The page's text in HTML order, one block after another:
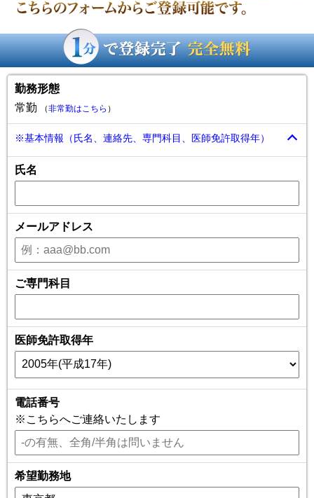
STEP2
希望条件や懸念事項の確認等個別面接
STEP3
求人のご紹介面接の調整条件交渉
STEP4
就業開始勤務開始
このページの最後にある登録フォームからご登録くだされば、
コンサルタントからご連絡を差し上げます。キャリアのご相談
を承るほか、非公開求人をご案内いたします。
求人情報を受け取りたい方や転職のご相談ならこちらのフォー
ムからご登録可能です。
勤務形態
常勤
（非常勤はこちら ）
※基本情報（氏名、連絡先、専門科目、医師免許取得年）
氏名
メールアドレス
ご専門科目
医師免許取得年
電話番号
※こちらへご連絡いたします
希望勤務地